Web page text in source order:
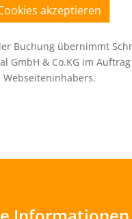
akzeptieren
Buchung übernimmt
GmbH & Co.KG im
Webseiteninhabers.